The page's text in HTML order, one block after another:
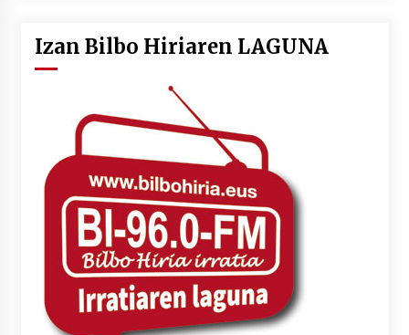
Izan Bilbo Hiriaren LAGUNA